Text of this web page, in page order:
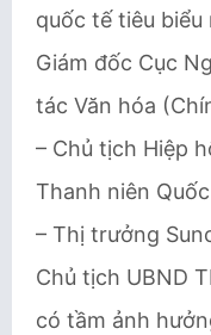
quốc tế tiêu biểu
Giám đốc Cục
tác Văn hóa
– Chủ tịch Hiệp
Thanh niên
– Thị trưởng
Chủ tịch UBND
có tầm ảnh